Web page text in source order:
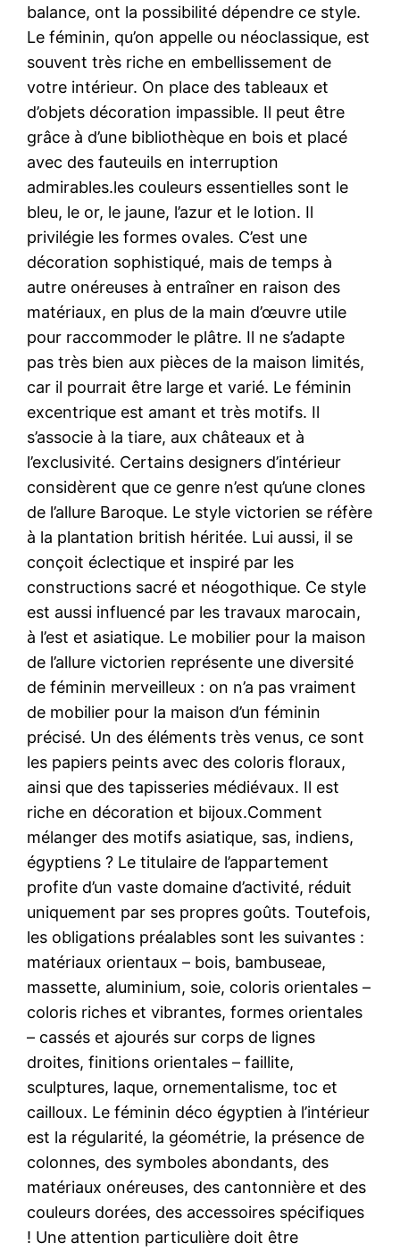
balance, ont la possibilité dépendre ce style.
Le féminin, qu’on appelle ou néoclassique, est
souvent très riche en embellissement de
votre intérieur. On place des tableaux et
d’objets décoration impassible. Il peut être
grâce à d’une bibliothèque en bois et placé
avec des fauteuils en interruption
admirables.les couleurs essentielles sont le
bleu, le or, le jaune, l’azur et le lotion. Il
privilégie les formes ovales. C’est une
décoration sophistiqué, mais de temps à
autre onéreuses à entraîner en raison des
matériaux, en plus de la main d’œuvre utile
pour raccommoder le plâtre. Il ne s’adapte
pas très bien aux pièces de la maison limités,
car il pourrait être large et varié. Le féminin
excentrique est amant et très motifs. Il
s’associe à la tiare, aux châteaux et à
l’exclusivité. Certains designers d’intérieur
considèrent que ce genre n’est qu’une clones
de l’allure Baroque. Le style victorien se réfère
à la plantation british héritée. Lui aussi, il se
conçoit éclectique et inspiré par les
constructions sacré et néogothique. Ce style
est aussi influencé par les travaux marocain,
à l’est et asiatique. Le mobilier pour la maison
de l’allure victorien représente une diversité
de féminin merveilleux : on n’a pas vraiment
de mobilier pour la maison d’un féminin
précisé. Un des éléments très venus, ce sont
les papiers peints avec des coloris floraux,
ainsi que des tapisseries médiévaux. Il est
riche en décoration et bijoux.Comment
mélanger des motifs asiatique, sas, indiens,
égyptiens ? Le titulaire de l’appartement
profite d’un vaste domaine d’activité, réduit
uniquement par ses propres goûts. Toutefois,
les obligations préalables sont les suivantes :
matériaux orientaux – bois, bambuseae,
massette, aluminium, soie, coloris orientales –
coloris riches et vibrantes, formes orientales
– cassés et ajourés sur corps de lignes
droites, finitions orientales – faillite,
sculptures, laque, ornementalisme, toc et
cailloux. Le féminin déco égyptien à l’intérieur
est la régularité, la géométrie, la présence de
colonnes, des symboles abondants, des
matériaux onéreuses, des cantonnière et des
couleurs dorées, des accessoires spécifiques
! Une attention particulière doit être